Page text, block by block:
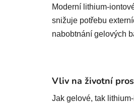
Moderní lithium-
snižuje potřebu
nabobtnání gelových
Vliv na životní
Jak gelové, tak